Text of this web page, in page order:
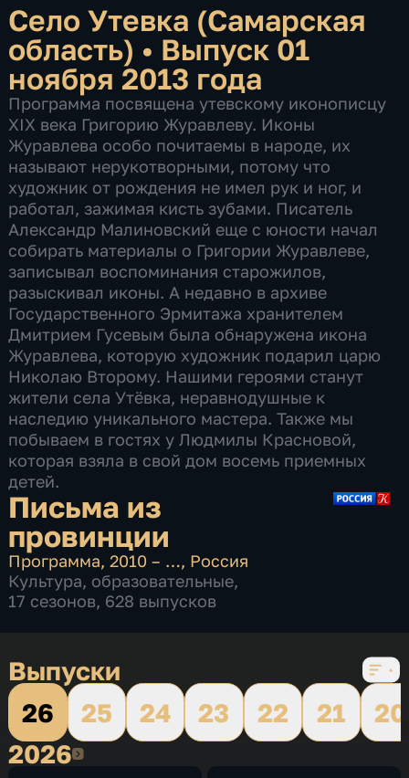
Село Утевка (Самарская
область) • Выпуск 01
ноября 2013 года
Программа посвящена утевскому иконописцу
XIX века Григорию Журавлеву. Иконы
Журавлева особо почитаемы в народе, их
называют нерукотворными, потому что
художник от рождения не имел рук и ног, и
работал, зажимая кисть зубами. Писатель
Александр Малиновский еще с юности начал
собирать материалы о Григории Журавлеве,
записывал воспоминания старожилов,
разыскивал иконы. А недавно в архиве
Государственного Эрмитажа хранителем
Дмитрием Гусевым была обнаружена икона
Журавлева, которую художник подарил царю
Николаю Второму. Нашими героями станут
жители села Утёвка, неравнодушные к
наследию уникального мастера. Также мы
побываем в гостях у Людмилы Красновой,
которая взяла в свой дом восемь приемных
детей.
Письма из
провинции
Программа,2010 – …, Россия
Культура, образовательные,
17 сезонов, 628 выпусков
Выпуски
26
25 24 23 22 21
20
20262026